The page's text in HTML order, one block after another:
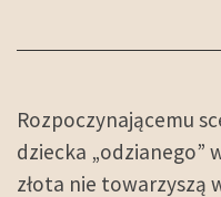
Rozpoczynającemu
dziecka „odzianego”
złota nie towarzyszą